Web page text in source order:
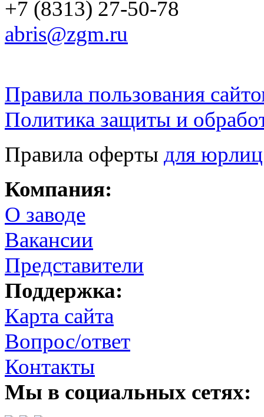
+7 (8313) 27-50-78
abris@zgm.ru
Правила пользования
Политика защиты и
Правила оферты для
Компания:
О заводе
Вакансии
Представители
Поддержка:
Карта сайта
Вопрос/ответ
Контакты
Мы в социальных сетях: